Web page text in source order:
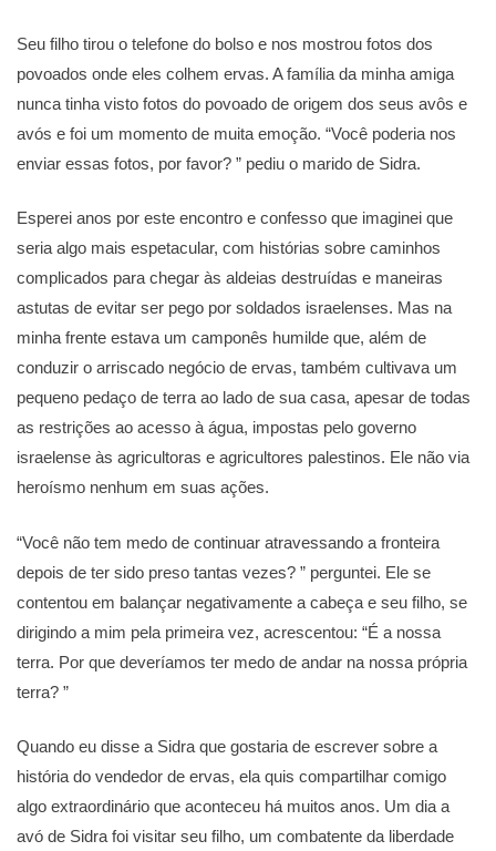
Seu filho tirou o telefone do bolso e nos mostrou fotos dos
povoados onde eles colhem ervas. A família da minha amiga
nunca tinha visto fotos do povoado de origem dos seus avôs e
avós e foi um momento de muita emoção. “Você poderia nos
enviar essas fotos, por favor? ” pediu o marido de Sidra.
Esperei anos por este encontro e confesso que imaginei que
seria algo mais espetacular, com histórias sobre caminhos
complicados para chegar às aldeias destruídas e maneiras
astutas de evitar ser pego por soldados israelenses. Mas na
minha frente estava um camponês humilde que, além de
conduzir o arriscado negócio de ervas, também cultivava um
pequeno pedaço de terra ao lado de sua casa, apesar de todas
as restrições ao acesso à água, impostas pelo governo
israelense às agricultoras e agricultores palestinos. Ele não via
heroísmo nenhum em suas ações.
“Você não tem medo de continuar atravessando a fronteira
depois de ter sido preso tantas vezes? ” perguntei. Ele se
contentou em balançar negativamente a cabeça e seu filho, se
dirigindo a mim pela primeira vez, acrescentou: “É a nossa
terra. Por que deveríamos ter medo de andar na nossa própria
terra? ”
Quando eu disse a Sidra que gostaria de escrever sobre a
história do vendedor de ervas, ela quis compartilhar comigo
algo extraordinário que aconteceu há muitos anos. Um dia a
avó de Sidra foi visitar seu filho, um combatente da liberdade